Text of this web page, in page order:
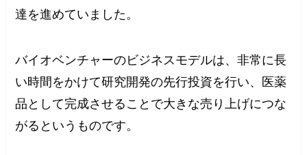
達を進めていました。
バイオベンチャーのビジネスモデルは、非常に長
い時間をかけて研究開発の先行投資を行い、医薬
品として完成させることで大きな売り上げにつな
がるというものです。